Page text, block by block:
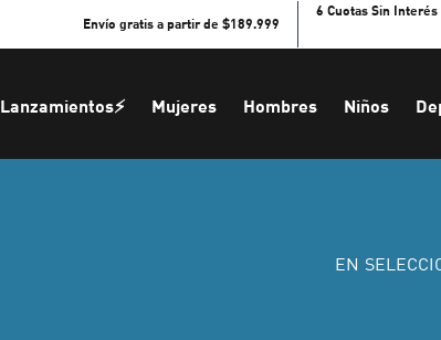
Envío gratis a partir de $189.999
6 Cuotas Sin
Lanzamientos⚡ Mujeres Hombres Niños
EN